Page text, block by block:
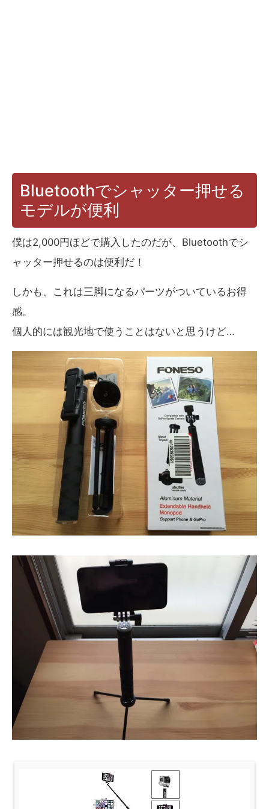
Bluetoothでシャッター押せる
モデルが便利
僕は2,000円ほどで購入したのだが、Bluetoothでシ
ャッター押せるのは便利だ！
しかも、これは三脚になるパーツがついているお得
感。
個人的には観光地で使うことはないと思うけど…